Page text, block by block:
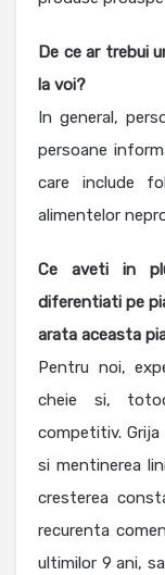
De ce ar trebui
la voi?
In general,
persoane
care include
alimentelor
Ce aveti in
diferentiati pe
arata aceasta
Pentru noi,
cheie si,
competitiv.
si mentinerea
cresterea
recurenta
ultimilor 9 ani,